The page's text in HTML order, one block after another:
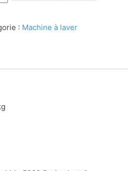
: Machine à laver